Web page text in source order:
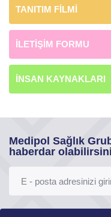
TANITIM FİLMİ
İLETİŞİM FORMU
İNSAN KAYNAKLARI
Medipol Sağlık
haberdar